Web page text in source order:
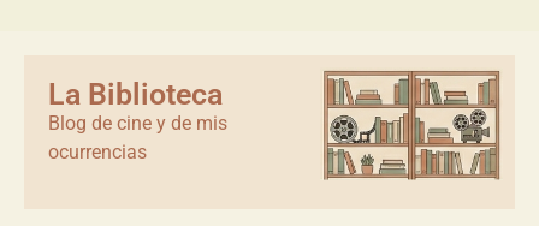
La Biblioteca
Blog de cine y de mis
ocurrencias